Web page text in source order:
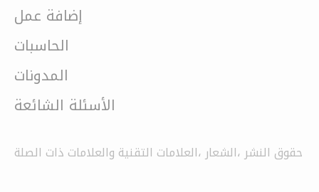
إضافة عمل
الحاسبات
المدونات
الأسئلة الشائعة
حقوق النشر ،الشعار ،العلامات التقنية والعلامات ذات الصلة